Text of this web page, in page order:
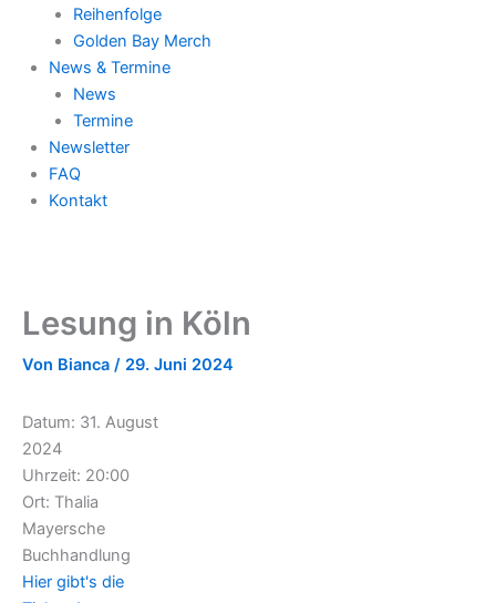
Reihenfolge
Golden Bay Merch
News & Termine
News
Termine
Newsletter
FAQ
Kontakt
Lesung in Köln
Von Bianca / 29. Juni 2024
Datum: 31. August
2024
Uhrzeit: 20:00
Ort: Thalia
Mayersche
Buchhandlung
Hier gibt's die